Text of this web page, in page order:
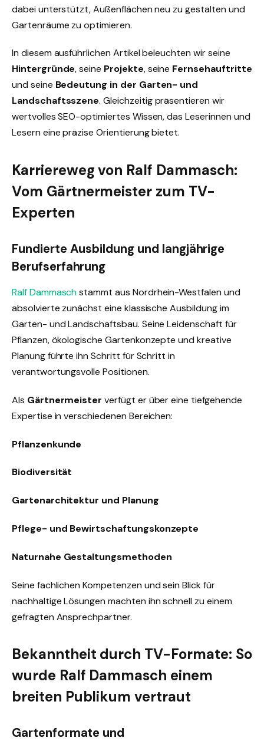
dabei unterstützt, Außenflächen neu zu gestalten und
Gartenräume zu optimieren.
In diesem ausführlichen Artikel beleuchten wir seine
Hintergründe, seine Projekte, seine Fernsehauftritte
und seine Bedeutung in der Garten- und
Landschaftsszene. Gleichzeitig präsentieren wir
wertvolles SEO-optimiertes Wissen, das Leserinnen und
Lesern eine präzise Orientierung bietet.
Karriereweg von Ralf Dammasch:
Vom Gärtnermeister zum TV-
Experten
Fundierte Ausbildung und langjährige
Berufserfahrung
Ralf Dammaschstammt aus Nordrhein-Westfalen und
absolvierte zunächst eine klassische Ausbildung im
Garten- und Landschaftsbau. Seine Leidenschaft für
Pflanzen, ökologische Gartenkonzepte und kreative
Planung führte ihn Schritt für Schritt in
verantwortungsvolle Positionen.
Als Gärtnermeister verfügt er über eine tiefgehende
Expertise in verschiedenen Bereichen:
Pflanzenkunde
Biodiversität
Gartenarchitektur und Planung
Pflege- und Bewirtschaftungskonzepte
Naturnahe Gestaltungsmethoden
Seine fachlichen Kompetenzen und sein Blick für
nachhaltige Lösungen machten ihn schnell zu einem
gefragten Ansprechpartner.
Bekanntheit durch TV-Formate: So
wurde Ralf Dammasch einem
breiten Publikum vertraut
Gartenformate und